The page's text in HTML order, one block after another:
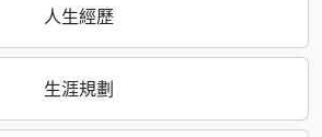
人生經歷
生涯規劃